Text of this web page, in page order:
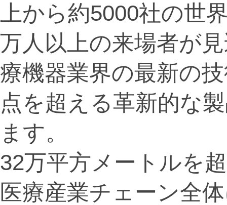
上から約5000社の世
万人以上の来場者が
療機器業界の最新の
点を超える革新的な
ます。
32万平方メートルを
医療産業チェーン全